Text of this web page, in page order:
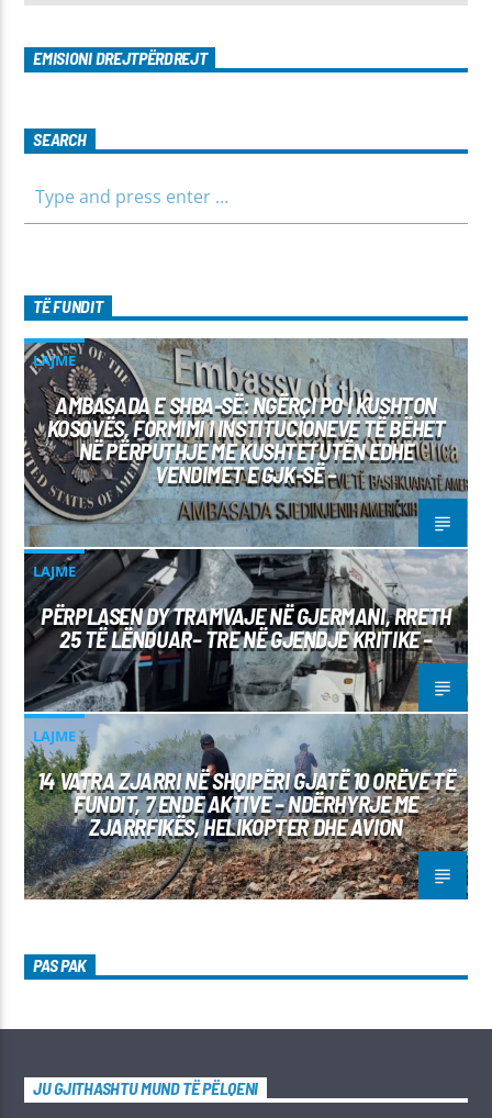
EMISIONI DREJTPËRDREJT
SEARCH
TË FUNDIT
LAJME
AMBASADA E SHBA-SË: NGËRÇI PO I KUSHTON
KOSOVËS, FORMIMI I INSTITUCIONEVE TË BËHET
NË PËRPUTHJE ME KUSHTETUTËN EDHE
VENDIMET E GJK-SË –
LAJME
PËRPLASEN DY TRAMVAJE NË GJERMANI, RRETH
25 TË LËNDUAR– TRE NË GJENDJE KRITIKE –
LAJME
14 VATRA ZJARRI NË SHQIPËRI GJATË 10 ORËVE TË
FUNDIT, 7 ENDE AKTIVE – NDËRHYRJE ME
ZJARRFIKËS, HELIKOPTER DHE AVION
PAS PAK
JU GJITHASHTU MUND TË PËLQENI